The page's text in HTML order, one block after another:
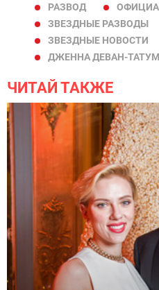
РАЗВОД
ЗВЕЗДНЫЕ РАЗВОДЫ
ЗВЕЗДНЫЕ НОВОСТИ
ДЖЕННА ДЕВАН-ТАТУМ
ЧИТАЙ ТАКЖЕ